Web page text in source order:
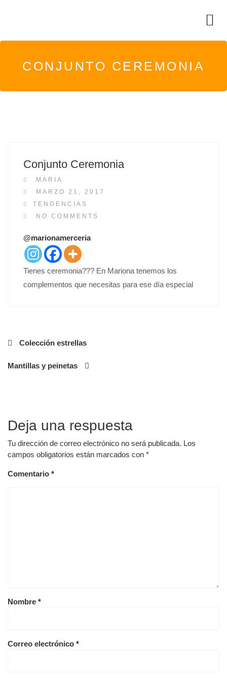
CONJUNTO CEREMONIA
Conjunto Ceremonia
MARIA
P
O
S
E
D
O
MARZO 21, 2017
TENDENCIAS
NO COMMENTS
@marionamerceria
Tienes ceremonia??? En Mariona tenemos los
complementos que necesitas para ese día especial
Navegación
de
Colección estrellas
Mantillas y peinetas
Deja una respuesta
Tu dirección de correo electrónico no será publicada. Los
campos obligatorios están marcados con *
Comentario *
Nombre *
Correo electrónico *